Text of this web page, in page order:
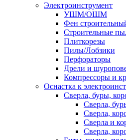
Электроинструмент
УШМ/ОШМ
Фен
Строительные
Плиткорезы
Пилы/Лобзики
Перфораторы
Дрели и
Компрессоры и
Оснастка к
Сверла, буры,
Сверла,
Сверла,
Сверла и
Сверла,